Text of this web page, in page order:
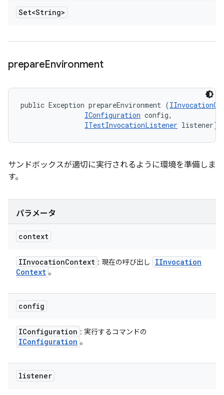
Set<String>
prepareEnvironment
public Exception prepareEnvironment (
IConfiguration config,
ITestInvocationListener listener)
サンドボックスが適切に実行されるように環境を準備しま
す。
パラメータ
context
IInvocationContext : 現在の呼び出し
IInvocation
Context 。
config
IConfiguration : 実行するコマンドの
IConfiguration 。
listener